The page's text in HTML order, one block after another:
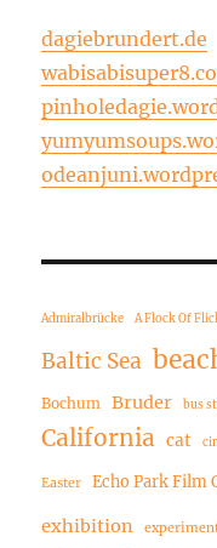
dagiebrundert.de
Admiralbrücke A Flock Of
Baltic Sea
Bochum Bruder bus
California cat
Easter Echo Park Film
exhibition